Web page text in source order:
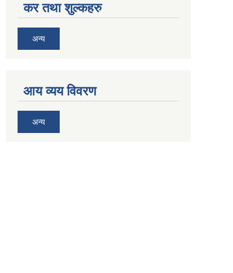
कर तथा शुल्कहरु
अन्य
आय व्यय विवरण
अन्य